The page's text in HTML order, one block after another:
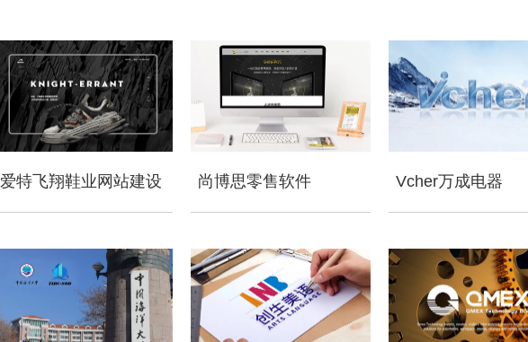
爱特飞翔鞋业网站建设 尚博思零售软件 Vcher万成电器